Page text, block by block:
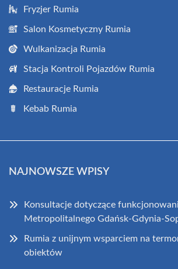
Fryzjer Rumia
Salon Kosmetyczny Rumia
Wulkanizacja Rumia
Stacja Kontroli Pojazdów Rumia
Restauracje Rumia
Kebab Rumia
NAJNOWSZE WPISY
Konsultacje dotyczące
Metropolitalnego Gdańsk-Gdynia-
Rumia z unijnym wsparciem na
obiektów